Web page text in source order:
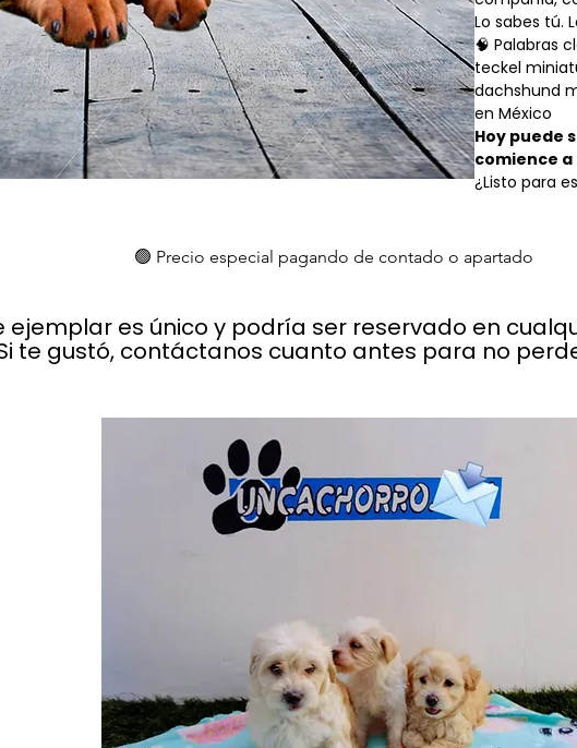
Lo sabes tú.
🧠 Palabras
teckel
dachshund
en México
Hoy puede
comience
¿Listo para
🟢 Precio especial pagando de contado o apartado
ejemplar es único y podría ser reservado en
te gustó, contáctanos cuanto antes para no